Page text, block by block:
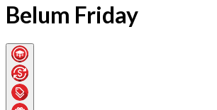
Belum Friday